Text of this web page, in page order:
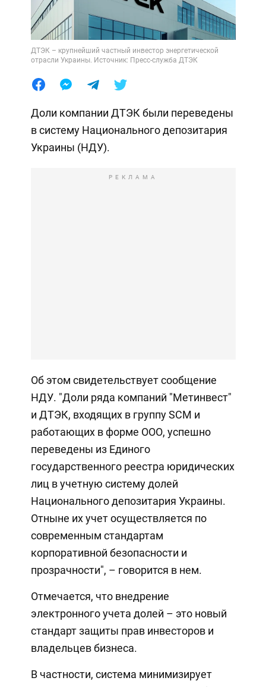
ДТЭК – крупнейший частный инвестор энергетической
отрасли Украины. Источник: Пресс-служба ДТЭК
Доли компании ДТЭК были переведены
в систему Национального депозитария
Украины (НДУ).
РЕКЛАМА
Об этом свидетельствует сообщение
НДУ. "Доли ряда компаний "Метинвест"
и ДТЭК, входящих в группу SCM и
работающих в форме ООО, успешно
переведены из Единого
государственного реестра юридических
лиц в учетную систему долей
Национального депозитария Украины.
Отныне их учет осуществляется по
современным стандартам
корпоративной безопасности и
прозрачности", – говорится в нем.
Отмечается, что внедрение
электронного учета долей – это новый
стандарт защиты прав инвесторов и
владельцев бизнеса.
В частности, система минимизирует